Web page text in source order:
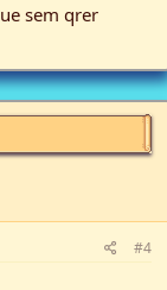
sem qrer
#4